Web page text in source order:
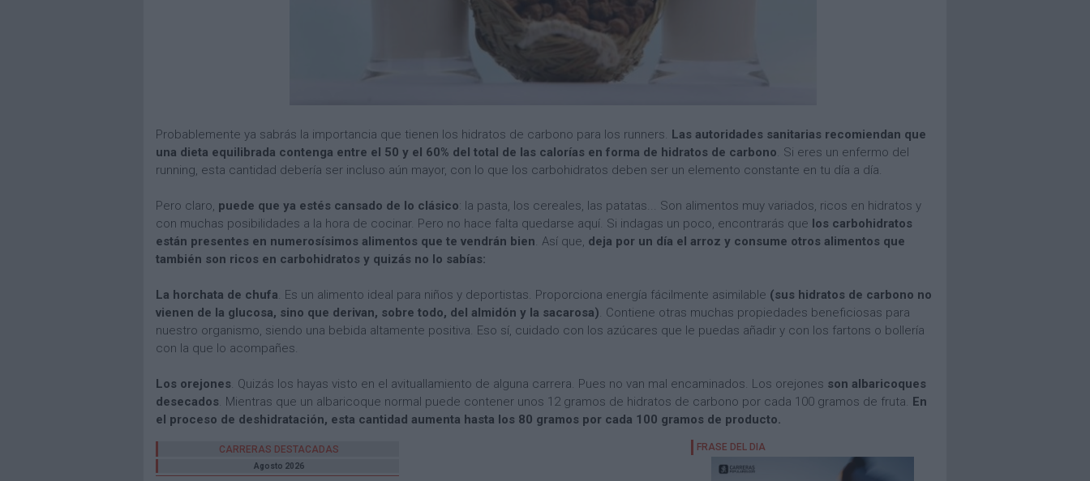
Probablemente ya sabrás la importancia que tienen los hidratos de carbono para los runners. Las autoridades sanitarias recomiendan que
una dieta equilibrada contenga entre el 50 y el 60% del total de las calorías en forma de hidratos de carbono. Si eres un enfermo del
running, esta cantidad debería ser incluso aún mayor, con lo que los carbohidratos deben ser un elemento constante en tu día a día.
Pero claro, puede que ya estés cansado de lo clásico: la pasta, los cereales, las patatas... Son alimentos muy variados, ricos en hidratos y
con muchas posibilidades a la hora de cocinar. Pero no hace falta quedarse aquí. Si indagas un poco, encontrarás que los carbohidratos
están presentes en numerosísimos alimentos que te vendrán bien. Así que, deja por un día el arroz y consume otros alimentos que
también son ricos en carbohidratos y quizás no lo sabías:
La horchata de chufa. Es un alimento ideal para niños y deportistas. Proporciona energía fácilmente asimilable (sus hidratos de carbono no
vienen de la glucosa, sino que derivan, sobre todo, del almidón y la sacarosa). Contiene otras muchas propiedades beneficiosas para
nuestro organismo, siendo una bebida altamente positiva. Eso sí, cuidado con los azúcares que le puedas añadir y con los fartons o bollería
con la que lo acompañes.
Los orejones. Quizás los hayas visto en el avituallamiento de alguna carrera. Pues no van mal encaminados. Los orejones son albaricoques
desecados. Mientras que un albaricoque normal puede contener unos 12 gramos de hidratos de carbono por cada 100 gramos de fruta. En
el proceso de deshidratación, esta cantidad aumenta hasta los 80 gramos por cada 100 gramos de producto.
CARRERAS DESTACADAS
Agosto 2026